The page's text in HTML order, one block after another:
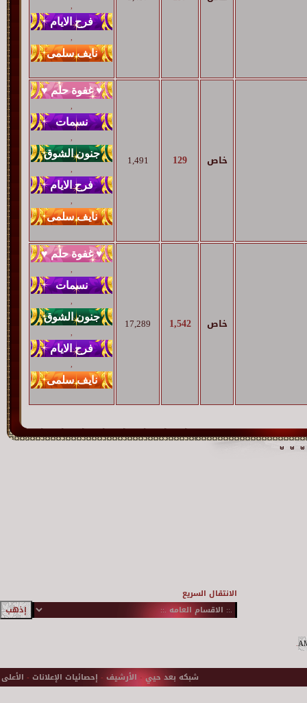
,
,
خاص 129
1,491
,
,
,
,
خاص 1,542
17,289
,
,
,
,
الانتقال السريع
.
شبكه بعد حيي- الأرشيف - إحصائيات الإعلانات - الأعلى